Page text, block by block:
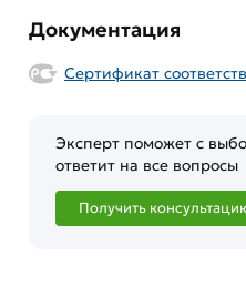
Документация
Сертификат
Эксперт поможет с
ответит на все вопросы
Получить